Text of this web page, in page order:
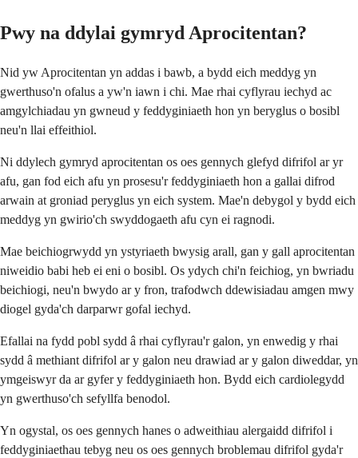
Pwy na ddylai gymryd Aprocitentan?
Nid yw Aprocitentan yn addas i bawb, a bydd eich meddyg yn
gwerthuso'n ofalus a yw'n iawn i chi. Mae rhai cyflyrau iechyd ac
amgylchiadau yn gwneud y feddyginiaeth hon yn beryglus o bosibl
neu'n llai effeithiol.
Ni ddylech gymryd aprocitentan os oes gennych glefyd difrifol ar yr
afu, gan fod eich afu yn prosesu'r feddyginiaeth hon a gallai difrod
arwain at groniad peryglus yn eich system. Mae'n debygol y bydd eich
meddyg yn gwirio'ch swyddogaeth afu cyn ei ragnodi.
Mae beichiogrwydd yn ystyriaeth bwysig arall, gan y gall aprocitentan
niweidio babi heb ei eni o bosibl. Os ydych chi'n feichiog, yn bwriadu
beichiogi, neu'n bwydo ar y fron, trafodwch ddewisiadau amgen mwy
diogel gyda'ch darparwr gofal iechyd.
Efallai na fydd pobl sydd â rhai cyflyrau'r galon, yn enwedig y rhai
sydd â methiant difrifol ar y galon neu drawiad ar y galon diweddar, yn
ymgeiswyr da ar gyfer y feddyginiaeth hon. Bydd eich cardiolegydd
yn gwerthuso'ch sefyllfa benodol.
Yn ogystal, os oes gennych hanes o adweithiau alergaidd difrifol i
feddyginiaethau tebyg neu os oes gennych broblemau difrifol gyda'r